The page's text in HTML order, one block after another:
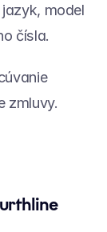
model
čísla.
zmluvy.